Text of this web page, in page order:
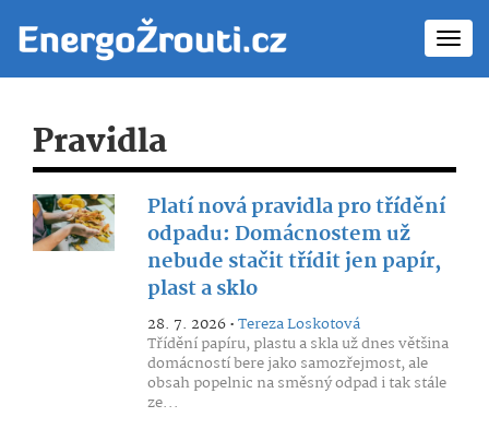
Pravidla
Platí nová pravidla pro třídění
odpadu: Domácnostem už
nebude stačit třídit jen papír,
plast a sklo
28. 7. 2026 •Tereza Loskotová
Třídění papíru, plastu a skla už dnes většina
domácností bere jako samozřejmost, ale
obsah popelnic na směsný odpad i tak stále
ze...